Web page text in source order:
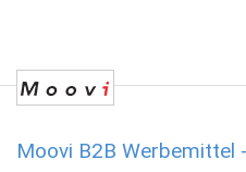
Moovi B2B Werbemittel